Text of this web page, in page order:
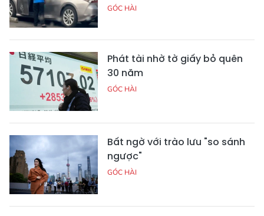
GÓC HÀI
Phát tài nhờ tờ giấy bỏ quên
30 năm
GÓC HÀI
Bất ngờ với trào lưu "so sánh
ngược"
GÓC HÀI